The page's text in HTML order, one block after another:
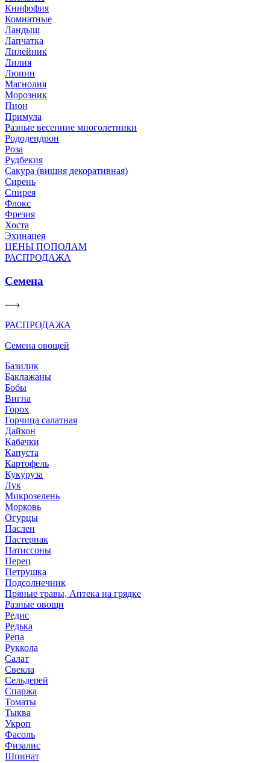
Книфофия
Комнатные
Ландыш
Лапчатка
Лилейник
Лилия
Люпин
Магнолия
Морозник
Пион
Примула
Разные весенние многолетники
Рододендрон
Роза
Рудбекия
Сакура (вишня декоративная)
Сирень
Спирея
Флокс
Фрезия
Хоста
Эхинацея
ЦЕНЫ ПОПОЛАМ
РАСПРОДАЖА
Семена
РАСПРОДАЖА
Семена овощей
Базилик
Баклажаны
Бобы
Вигна
Горох
Горчица салатная
Дайкон
Кабачки
Капуста
Картофель
Кукуруза
Лук
Микрозелень
Морковь
Огурцы
Паслен
Пастернак
Патиссоны
Перец
Петрушка
Подсолнечник
Пряные травы, Аптека на грядке
Разные овощи
Редис
Редька
Репа
Руккола
Салат
Свекла
Сельдерей
Спаржа
Томаты
Тыква
Укроп
Фасоль
Физалис
Шпинат